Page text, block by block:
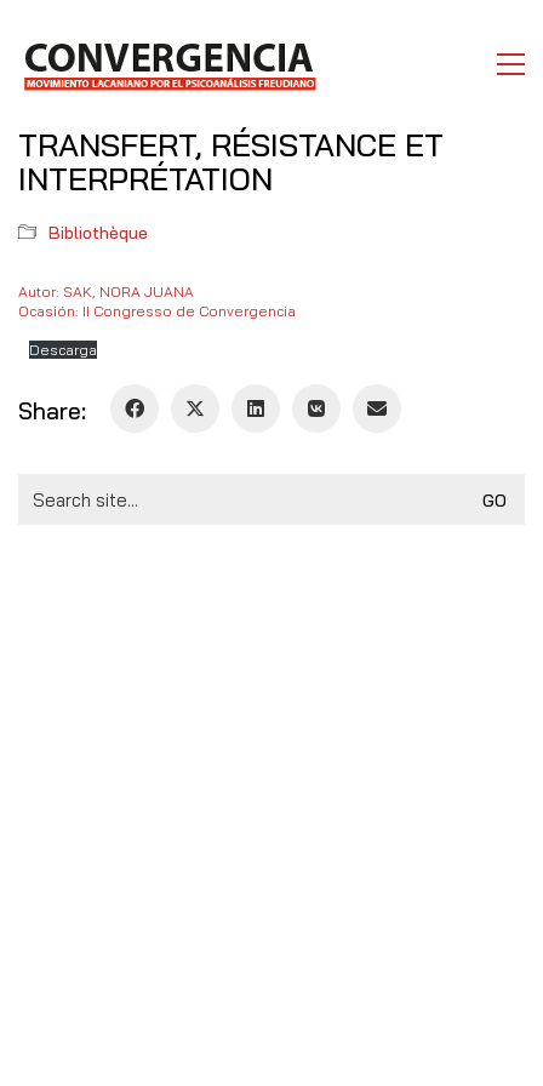
TRANSFERT, RÉSISTANCE ET
INTERPRÉTATION
Bibliothèque
Autor: SAK, NORA JUANA
Ocasión: II Congresso de Convergencia
Descarga
Share:
for: